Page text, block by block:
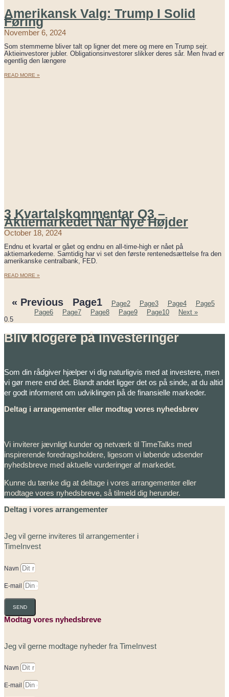
Amerikansk Valg: Trump I Solid
Føring
November 6, 2024
Som stemmerne bliver talt op ligner det mere og mere en Trump sejr.
Aktieinvestorer jubler. Obligationsinvestorer slikker deres sår. Men hvad er
egentlig den længere
READ MORE »
3 Kvartalskommentar Q3 –
Aktiemarkedet Når Nye Højder
October 18, 2024
Endnu et kvartal er gået og endnu en all-time-high er nået på
aktiemarkederne. Samtidig har vi set den første rentenedsættelse fra den
amerikanske centralbank, FED.
READ MORE »
« Previous Page1 Page2 Page3 Page4 Page5
Page6 Page7 Page8 Page9 Page10 Next »
Bliv klogere på investeringer
Som din rådgiver hjælper vi dig naturligvis med at investere, men
vi gør mere end det. Blandt andet ligger det os på sinde, at du altid
er godt informeret om udviklingen på de finansielle markeder.
Deltag i arrangementer eller modtag vores nyhedsbrev
Vi inviterer jævnligt kunder og netværk til TimeTalks med
inspirerende foredragsholdere, ligesom vi løbende udsender
nyhedsbreve med aktuelle vurderinger af markedet.
Kunne du tænke dig at deltage i vores arrangementer eller
modtage vores nyhedsbreve, så tilmeld dig herunder.
Deltag i vores arrangementer
Jeg vil gerne inviteres til arrangementer i
TimeInvest
Navn
E-mail
SEND
Modtag vores nyhedsbreve
Jeg vil gerne modtage nyheder fra TimeInvest
Navn
E-mail